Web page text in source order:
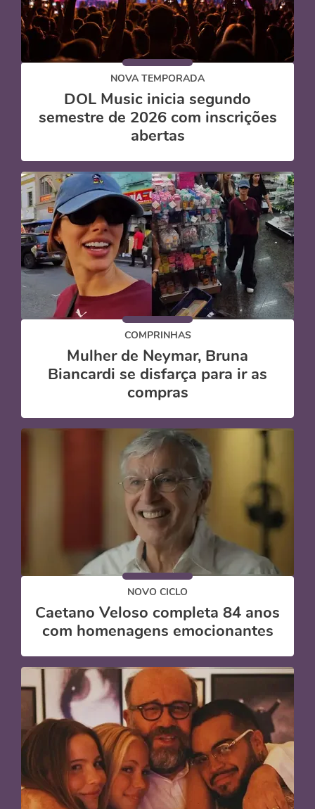
NOVA TEMPORADA
DOL Music inicia segundo
semestre de 2026 com inscrições
abertas
COMPRINHAS
Mulher de Neymar, Bruna
Biancardi se disfarça para ir as
compras
NOVO CICLO
Caetano Veloso completa 84 anos
com homenagens emocionantes